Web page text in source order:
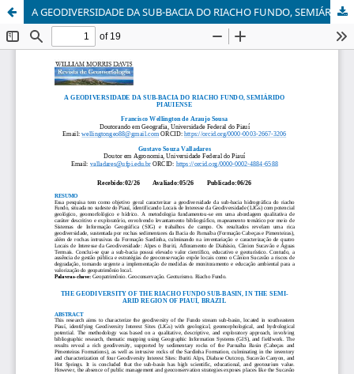
A GEODIVERSIDADE DA SUB-BACIA DO RIACHO FUNDO, SEMIÁRIDO PIAUIENSE